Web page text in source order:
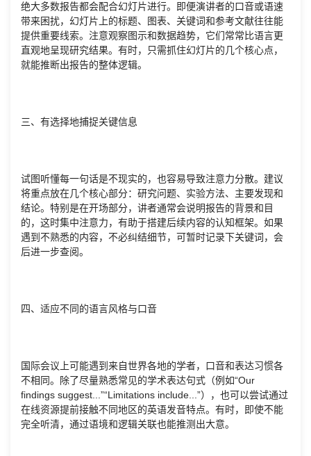
绝大多数报告都会配合幻灯片进行。即便演讲者的口音或语速
带来困扰，幻灯片上的标题、图表、关键词和参考文献往往能
提供重要线索。注意观察图示和数据趋势，它们常常比语言更
直观地呈现研究结果。有时，只需抓住幻灯片的几个核心点，
就能推断出报告的整体逻辑。
三、有选择地捕捉关键信息
试图听懂每一句话是不现实的，也容易导致注意力分散。建议
将重点放在几个核心部分：研究问题、实验方法、主要发现和
结论。特别是在开场部分，讲者通常会说明报告的背景和目
的，这时集中注意力，有助于搭建后续内容的认知框架。如果
遇到不熟悉的内容，不必纠结细节，可暂时记录下关键词，会
后进一步查阅。
四、适应不同的语言风格与口音
国际会议上可能遇到来自世界各地的学者，口音和表达习惯各
不相同。除了尽量熟悉常见的学术表达句式（例如“Our
findings suggest...”“Limitations include...”），也可以尝试通过
在线资源提前接触不同地区的英语发音特点。有时，即使不能
完全听清，通过语境和逻辑关联也能推测出大意。